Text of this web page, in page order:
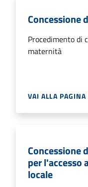
Concessione
Procedimento di
maternità
VAI ALLA PAGINA
Concessione
per l'accesso
locale